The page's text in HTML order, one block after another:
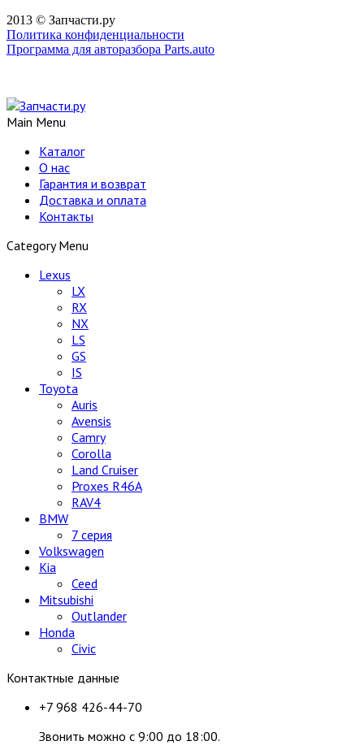
2013 © Запчасти.ру
Политика конфиденциальности
Программа для авторазбора Parts.auto
Main Menu
Каталог
О нас
Гарантия и возврат
Доставка и оплата
Контакты
Category Menu
Lexus
LX
RX
NX
LS
GS
IS
Toyota
Auris
Avensis
Camry
Corolla
Land Cruiser
Proxes R46A
RAV4
BMW
7 серия
Volkswagen
Kia
Ceed
Mitsubishi
Outlander
Honda
Civic
Контактные данные
+7 968 426-44-70
Звонить можно с 9:00 до 18:00.